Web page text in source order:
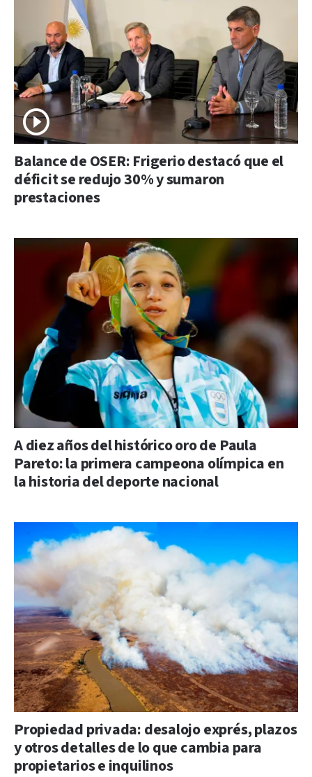
Balance de OSER: Frigerio destacó que el
déficit se redujo 30% y sumaron
prestaciones
A diez años del histórico oro de Paula
Pareto: la primera campeona olímpica en
la historia del deporte nacional
Propiedad privada: desalojo exprés, plazos
y otros detalles de lo que cambia para
propietarios e inquilinos